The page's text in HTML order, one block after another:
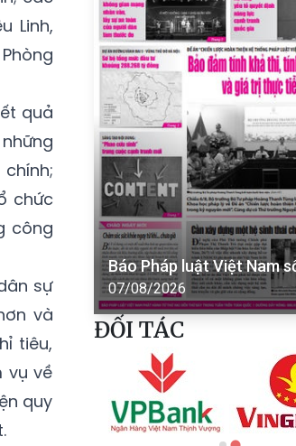
Linh,
quả
chức
công
sự
và
tiêu,
vụ về
quy
Báo Pháp luật Việt Nam
07/08/2026
ĐỐI TÁC